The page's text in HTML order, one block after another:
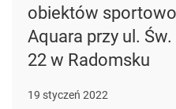
obiektów
Aquara przy ul.
22 w Radomsku
19 styczeń 2022